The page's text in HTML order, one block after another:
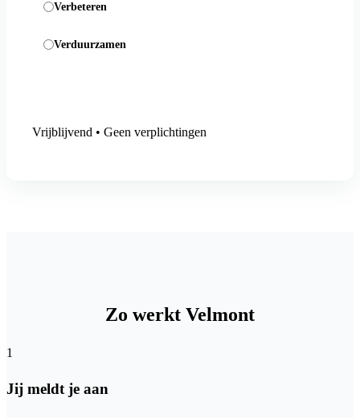
Verbeteren
Verduurzamen
Vrijblijvend • Geen verplichtingen
Zo werkt Velmont
1
Jij meldt je aan